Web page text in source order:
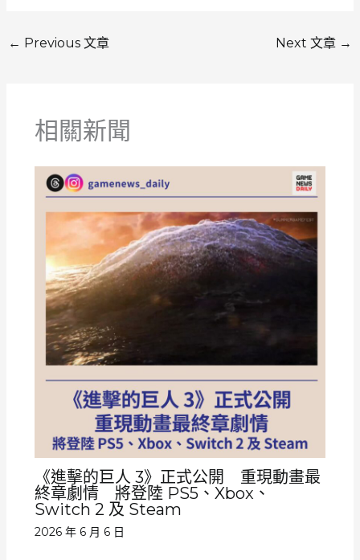
← Previous 文章 Next 文章 →
相關新聞
《進擊的巨人 3》正式公開 重現動畫最
終章劇情 將登陸 PS5、Xbox、
Switch 2 及 Steam
2026 年 6 月 6 日